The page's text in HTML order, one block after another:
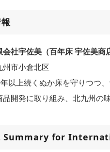
会社宇佐美（百年床 宇佐美商
州市小倉北区
以上続くぬか床を守りつつ
開発に取り組み、北九州の
Summary for